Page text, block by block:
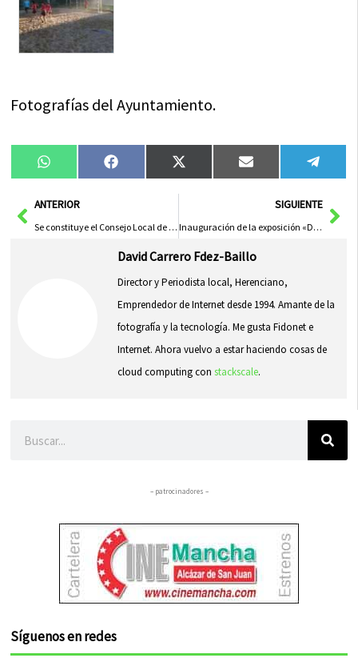
Fotografías del Ayuntamiento.
Compartir
en
WhatsAppCompartir
en
FacebookCompartir
en
X
(Twitter)
Compartir
en
Email
en
AntANTERIOR
Se constituye el Consejo Local de Empresas de Herencia
SIGUIENTE
Inauguración de la exposición «Dos formas de pintar» el sábado 4 de agosto
David Carrero Fdez-Baillo
Director y Periodista local, Herenciano,
Emprendedor de Internet desde 1994. Amante de la
fotografía y la tecnología. Me gusta Fidonet e
Internet. Ahora vuelvo a estar haciendo cosas de
cloud computing con stackscale.
– patrocinadores –
Síguenos en redes